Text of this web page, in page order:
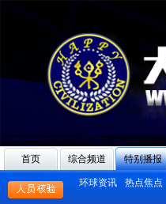
首页 综合频道 特别播报
环球资讯 热点焦点